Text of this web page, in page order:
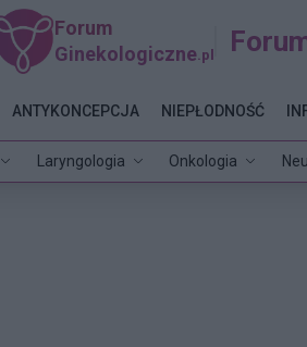
Forum
Ginekologiczne .pl
Laryngologia Onkologia
ANTYKONCEPCJA NIEPŁODNOŚĆ